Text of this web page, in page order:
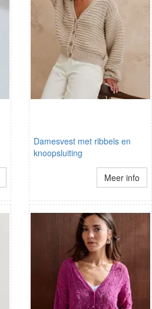
Damesvest met ribbels en
knoopsluiting
Meer info